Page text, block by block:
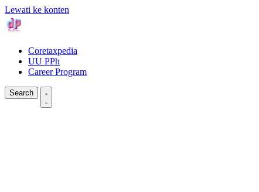
Lewati ke konten
Coretaxpedia
UU PPh
Career Program
Search